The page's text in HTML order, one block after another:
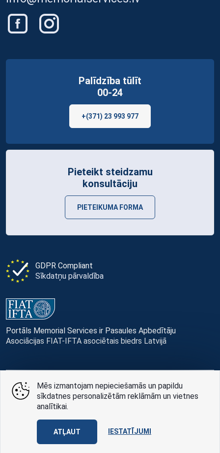
GDPR Compliant
Sīkdatņu pārvaldība
Portāls Memorial Services ir Pasaules Apbedītāju
Asociācijas FIAT-IFTA asociētais biedrs Latvijā
Palīdzība tūlīt
00-24
+(371) 23 993 977
Pieteikt steidzamu
konsultāciju
PIETEIKUMA FORMA
© Memorial Services, 2016 — 2026 pr3-g
Privātuma politikai
AABB TEAM
Mēs izmantojam nepieciešamās un papildu
sīkdatnes personalizētām reklāmām un vietnes
analītikai.
ATĻAUT IESTATĪJUMI